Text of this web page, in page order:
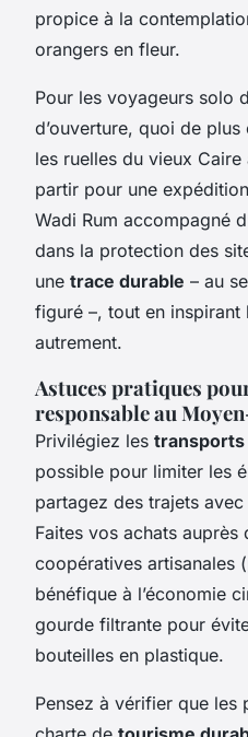
propice à la
orangers en fleur.
Pour les voyageurs solo
d’ouverture, quoi de
les ruelles du vieux
partir pour une
Wadi Rum accompagné
dans la protection des
une trace durable – au
figuré –, tout en
autrement.
Astuces pratiques
responsable au
Privilégiez les
possible pour limiter les
partagez des trajets avec
Faites vos achats auprès
coopératives artisanales
bénéfique à l’économie
gourde filtrante pour
bouteilles en plastique.
Pensez à vérifier que les